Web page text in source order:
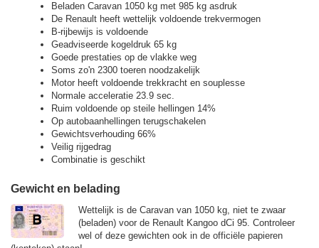
Beladen Caravan 1050 kg met 985 kg asdruk
De Renault heeft wettelijk voldoende trekvermogen
B-rijbewijs is voldoende
Geadviseerde kogeldruk 65 kg
Goede prestaties op de vlakke weg
Soms zo'n 2300 toeren noodzakelijk
Motor heeft voldoende trekkracht en souplesse
Normale acceleratie 23.9 sec.
Ruim voldoende op steile hellingen 14%
Op autobaanhellingen terugschakelen
Gewichtsverhouding 66%
Veilig rijgedrag
Combinatie is geschikt
Gewicht en belading
Wettelijk is de Caravan van 1050 kg, niet te zwaar
(beladen) voor de Renault Kangoo dCi 95. Controleer
wel of deze gewichten ook in de officiële papieren